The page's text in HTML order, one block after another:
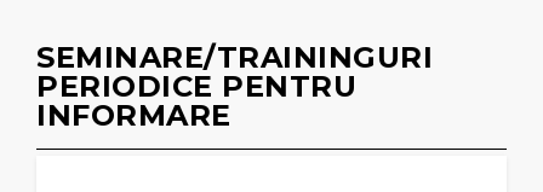
SEMINARE/TRAININGURI
PERIODICE PENTRU
INFORMARE